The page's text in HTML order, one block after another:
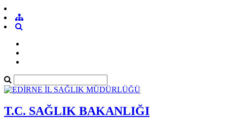
T.C. SAĞLIK BAKANLIĞI